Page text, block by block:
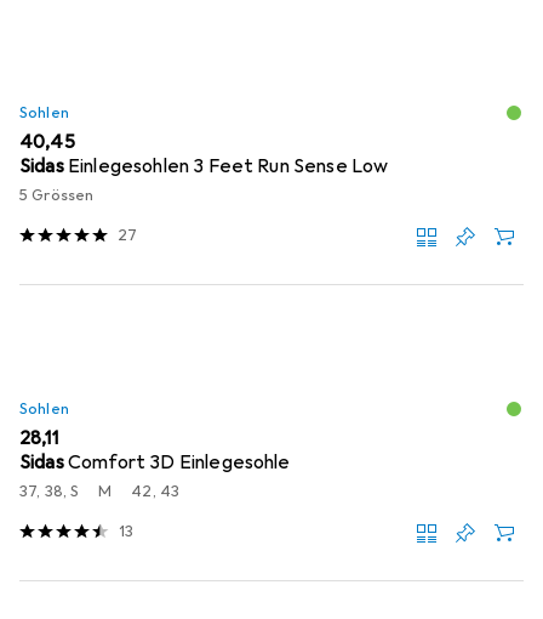
Sohlen
EUR
40,45
Sidas Einlegesohlen 3 Feet Run Sense Low
5 Grössen
27
Sohlen
EUR
28,11
SidasComfort 3D Einlegesohle
37, 38, S M 42, 43
13